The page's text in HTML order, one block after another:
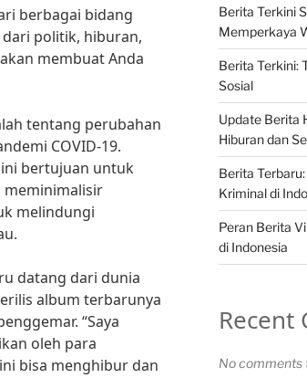
berbagai bidang
politik, hiburan,
membuat Anda
tentang perubahan
COVID-19.
bertujuan untuk
meminimalisir
melindungi
datang dari dunia
album terbarunya
“Saya
oleh para
bisa menghibur dan
Berita Terkini
Memperkaya
Berita Terkini:
Sosial
Update Berita
Hiburan dan
Berita
Kriminal di
Peran Berita
di Indonesia
Recent
No comments